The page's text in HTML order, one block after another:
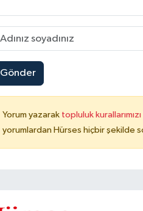
Gönder
Yorum yazarak topluluk kurallarımızı
yorumlardan Hürses hiçbir şekilde